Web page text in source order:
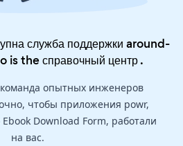
служба поддержки around-
is theсправочный центр.
опытных инженеров
чтобы приложения powr,
Download Form, работали
на вас.